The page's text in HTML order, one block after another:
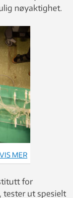
nøyaktighet.
Foto:
VIS MER
for
tester ut spesielt